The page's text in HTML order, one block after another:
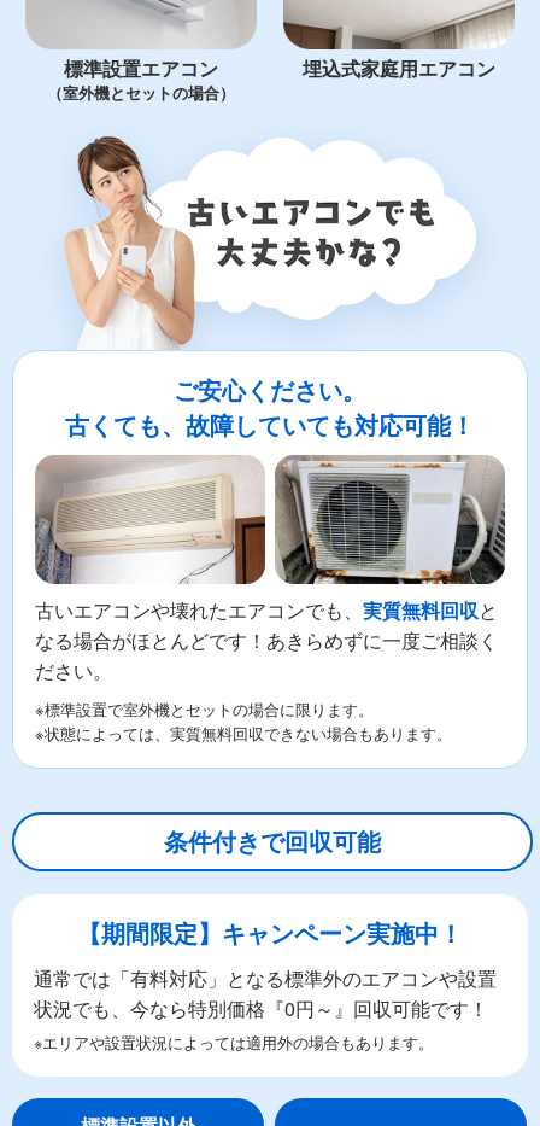
標準設置エアコン
（室外機とセットの場合）
埋込式家庭用エアコン
ご安心ください。
古くても、故障していても対応可能！
古いエアコンや壊れたエアコンでも、 実質無料回収と
なる場合がほとんどです！あきらめずに一度ご相談く
ださい。
※標準設置で室外機とセットの場合に限ります。
※状態によっては、実質無料回収できない場合もあります。
条件付きで回収可能
【期間限定】キャンペーン実施中！
通常では「有料対応」となる標準外のエアコンや設置
状況でも、今なら特別価格『0円～』回収可能です！
※エリアや設置状況によっては適用外の場合もあります。